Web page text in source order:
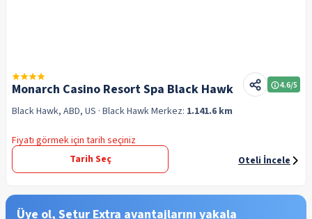
Monarch Casino Resort Spa Black Hawk 4.6/5
Black Hawk, ABD, US · Black HawkMerkez: 1.141.6 km
Fiyatı görmek için tarih seçiniz
Tarih Seç
Oteli İncele
Üye ol, Setur Extra avantajlarını yakala